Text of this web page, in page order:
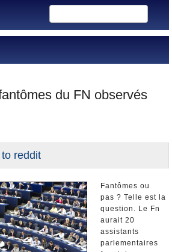
du FN observés
Fantômes ou
pas ? Telle est la
question. Le Fn
aurait 20
assistants
parlementaires